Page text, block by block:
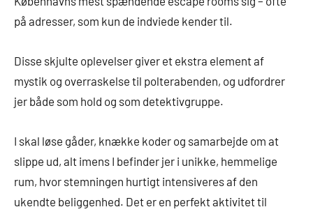
på adresser, som kun de indviede kender til.
Disse skjulte oplevelser giver et ekstra element af
mystik og overraskelse til polterabenden, og udfordrer
jer både som hold og som detektivgruppe.
I skal løse gåder, knække koder og samarbejde om at
slippe ud, alt imens I befinder jer i unikke, hemmelige
rum, hvor stemningen hurtigt intensiveres af den
ukendte beliggenhed. Det er en perfekt aktivitet til